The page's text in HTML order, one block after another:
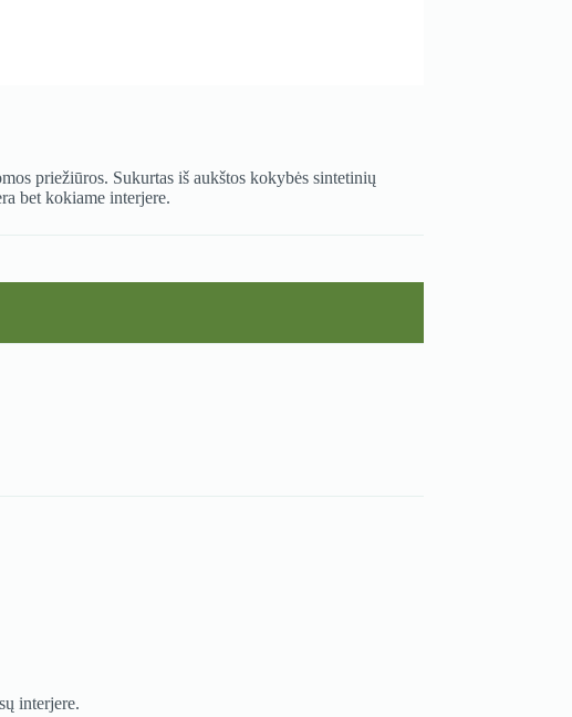
priežiūros. Sukurtas iš aukštos kokybės sintetinių
bet kokiame interjere.
interjere.